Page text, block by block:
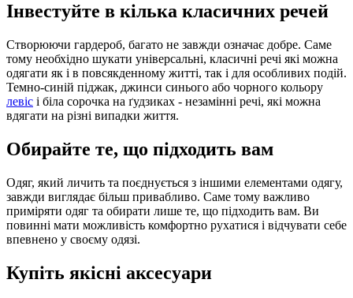
Інвестуйте в кілька класичних речей
Створюючи гардероб, багато не завжди означає добре. Саме
тому необхідно шукати універсальні, класичні речі які можна
одягати як і в повсякденному житті, так і для особливих подій.
Темно-синій піджак, джинси синього або чорного кольору
левіс і біла сорочка на ґудзиках - незамінні речі, які можна
вдягати на різні випадки життя.
Обирайте те, що підходить вам
Одяг, який личить та поєднується з іншими елементами одягу,
завжди виглядає більш привабливо. Саме тому важливо
приміряти одяг та обирати лише те, що підходить вам. Ви
повинні мати можливість комфортно рухатися і відчувати себе
впевнено у своєму одязі.
Купіть якісні аксесуари